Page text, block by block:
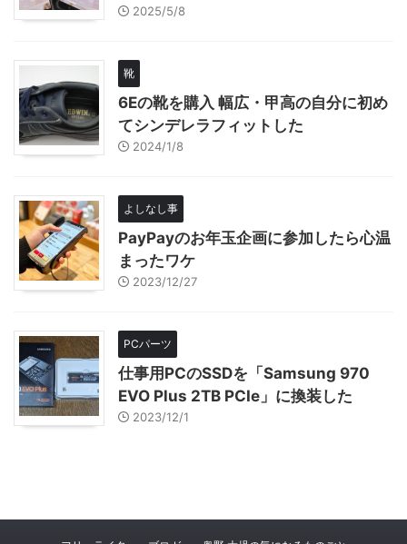
2025/5/8
靴
6Eの靴を購入 幅広・甲高の自分に初め
てシンデレラフィットした
2024/1/8
よしなし事
PayPayのお年玉企画に参加したら心温
まったワケ
2023/12/27
PCパーツ
仕事用PCのSSDを「Samsung 970
EVO Plus 2TB PCIe」に換装した
2023/12/1